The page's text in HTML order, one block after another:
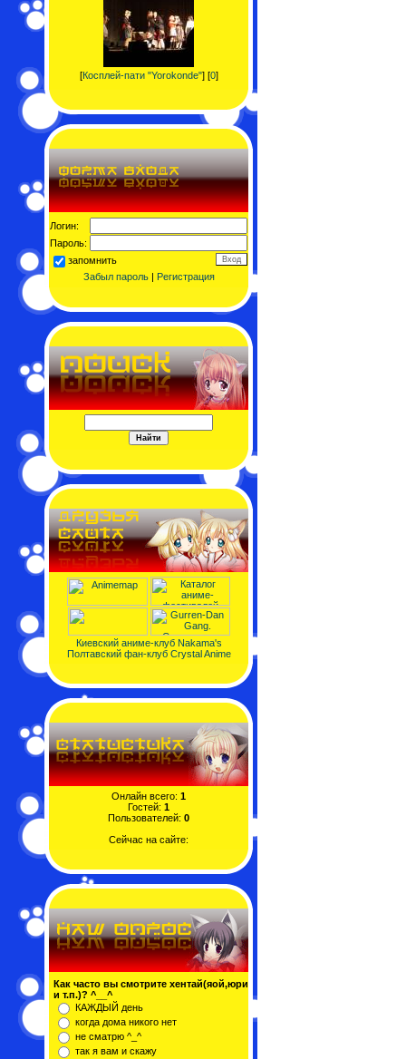
[Косплей-пати "Yorokonde"] [0]
Логин:
Пароль:
запомнить
Забыл пароль| Регистрация
Киевский аниме-клуб Nakama's
Полтавский фан-клуб Crystal Anime
Онлайн всего: 1
Гостей: 1
Пользователей: 0
Сейчас на сайте:
Как часто вы смотрите хентай(яой,юри
и т.п.)? ^__^
КАЖДЫЙ день
когда дома никого нет
не сматрю ^_^
так я вам и скажу